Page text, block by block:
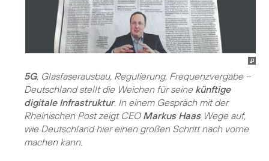
5G, Glasfaserausbau, Regulierung, Frequenzvergabe –
Deutschland stellt die Weichen für seine künftige
digitale Infrastruktur. In einem Gespräch mit der
Rheinischen Post zeigt CEO Markus HaasWege auf,
wie Deutschland hier einen großen Schritt nach vorne
machen kann.